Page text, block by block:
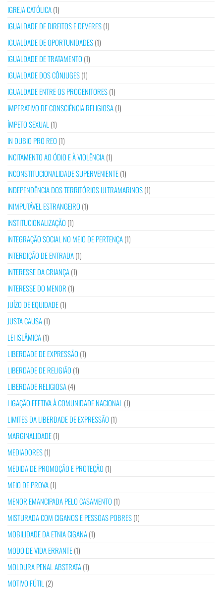
IGREJA CATÓLICA(1)
IGUALDADE DE DIREITOS E DEVERES(1)
IGUALDADE DE OPORTUNIDADES(1)
IGUALDADE DE TRATAMENTO (1)
IGUALDADE DOS CÔNJUGES(1)
IGUALDADE ENTRE OS PROGENITORES(1)
IMPERATIVO DE CONSCIÊNCIA RELIGIOSA(1)
ÍMPETO SEXUAL (1)
IN DUBIO PRO REO (1)
INCITAMENTO AO ÓDIO E À VIOLÊNCIA(1)
INCONSTITUCIONALIDADE SUPERVENIENTE(1)
INDEPENDÊNCIA DOS TERRITÓRIOS ULTRAMARINOS(1)
INIMPUTÁVEL ESTRANGEIRO (1)
INSTITUCIONALIZAÇÃO (1)
INTEGRAÇÃO SOCIAL NO MEIO DE PERTENÇA(1)
INTERDIÇÃO DE ENTRADA(1)
INTERESSE DA CRIANÇA(1)
INTERESSE DO MENOR (1)
JUÍZO DE EQUIDADE(1)
JUSTA CAUSA(1)
LEI ISLÂMICA(1)
LIBERDADE DE EXPRESSÃO (1)
LIBERDADE DE RELIGIÃO (1)
LIBERDADE RELIGIOSA(4)
LIGAÇÃO EFETIVA À COMUNIDADE NACIONAL (1)
LIMITES DA LIBERDADE DE EXPRESSÃO (1)
MARGINALIDADE(1)
MEDIADORES(1)
MEDIDA DE PROMOÇÃO E PROTEÇÃO (1)
MEIO DE PROVA(1)
MENOR EMANCIPADA PELO CASAMENTO (1)
MISTURADA COM CIGANOS E PESSOAS POBRES(1)
MOBILIDADE DA ETNIA CIGANA(1)
MODO DE VIDA ERRANTE(1)
MOLDURA PENAL ABSTRATA(1)
MOTIVO FÚTIL (2)